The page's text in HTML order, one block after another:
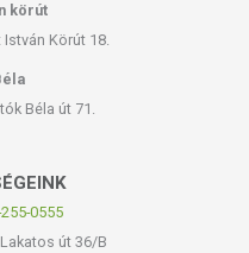
körút
István Körút 18.
Béla út 71.
0555
út 36/B